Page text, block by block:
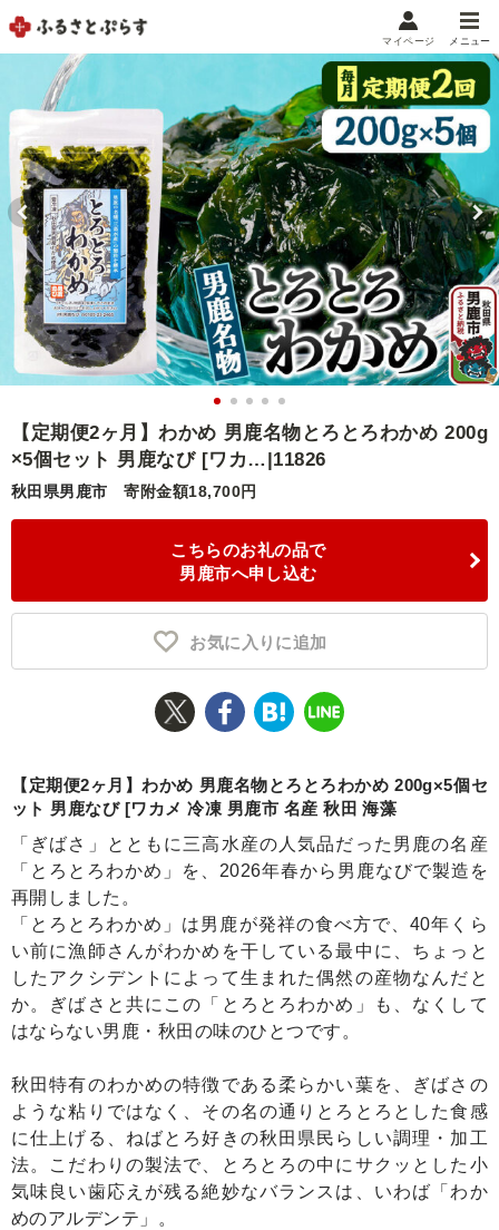
メニュー
マイメニュー
マイページ
お気に入り 閲覧履歴
メニュー
お礼の品から探す
お礼の品をカテゴリや金額で絞り込み
自治体から探す
ランキング
特集・おすすめ
マイページ
【定期便2ヶ月】わかめ 男鹿名物とろとろわかめ 200g
×5個セット 男鹿なび [ワカ…|11826
秋田県男鹿市 寄附金額18,700円
こちらのお礼の品で
男鹿市へ申し込む
お気に入りに追加
【定期便2ヶ月】わかめ 男鹿名物とろとろわかめ 200g×5個セ
ット 男鹿なび [ワカメ 冷凍 男鹿市 名産 秋田 海藻
「ぎばさ」とともに三高水産の人気品だった男鹿の名産
「とろとろわかめ」を、2026年春から男鹿なびで製造を
再開しました。
「とろとろわかめ」は男鹿が発祥の食べ方で、40年くら
い前に漁師さんがわかめを干している最中に、ちょっと
したアクシデントによって生まれた偶然の産物なんだと
か。ぎばさと共にこの「とろとろわかめ」も、なくして
はならない男鹿・秋田の味のひとつです。
秋田特有のわかめの特徴である柔らかい葉を、ぎばさの
ような粘りではなく、その名の通りとろとろとした食感
に仕上げる、ねばとろ好きの秋田県民らしい調理・加工
法。こだわりの製法で、とろとろの中にサクッとした小
気味良い歯応えが残る絶妙なバランスは、いわば「わか
めのアルデンテ」。